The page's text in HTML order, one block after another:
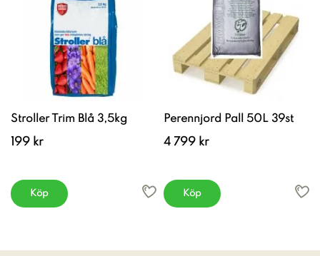
Stroller Trim Blå 3,5kg
199 kr
Köp
Perennjord Pall 50L 39st
4 799 kr
Köp